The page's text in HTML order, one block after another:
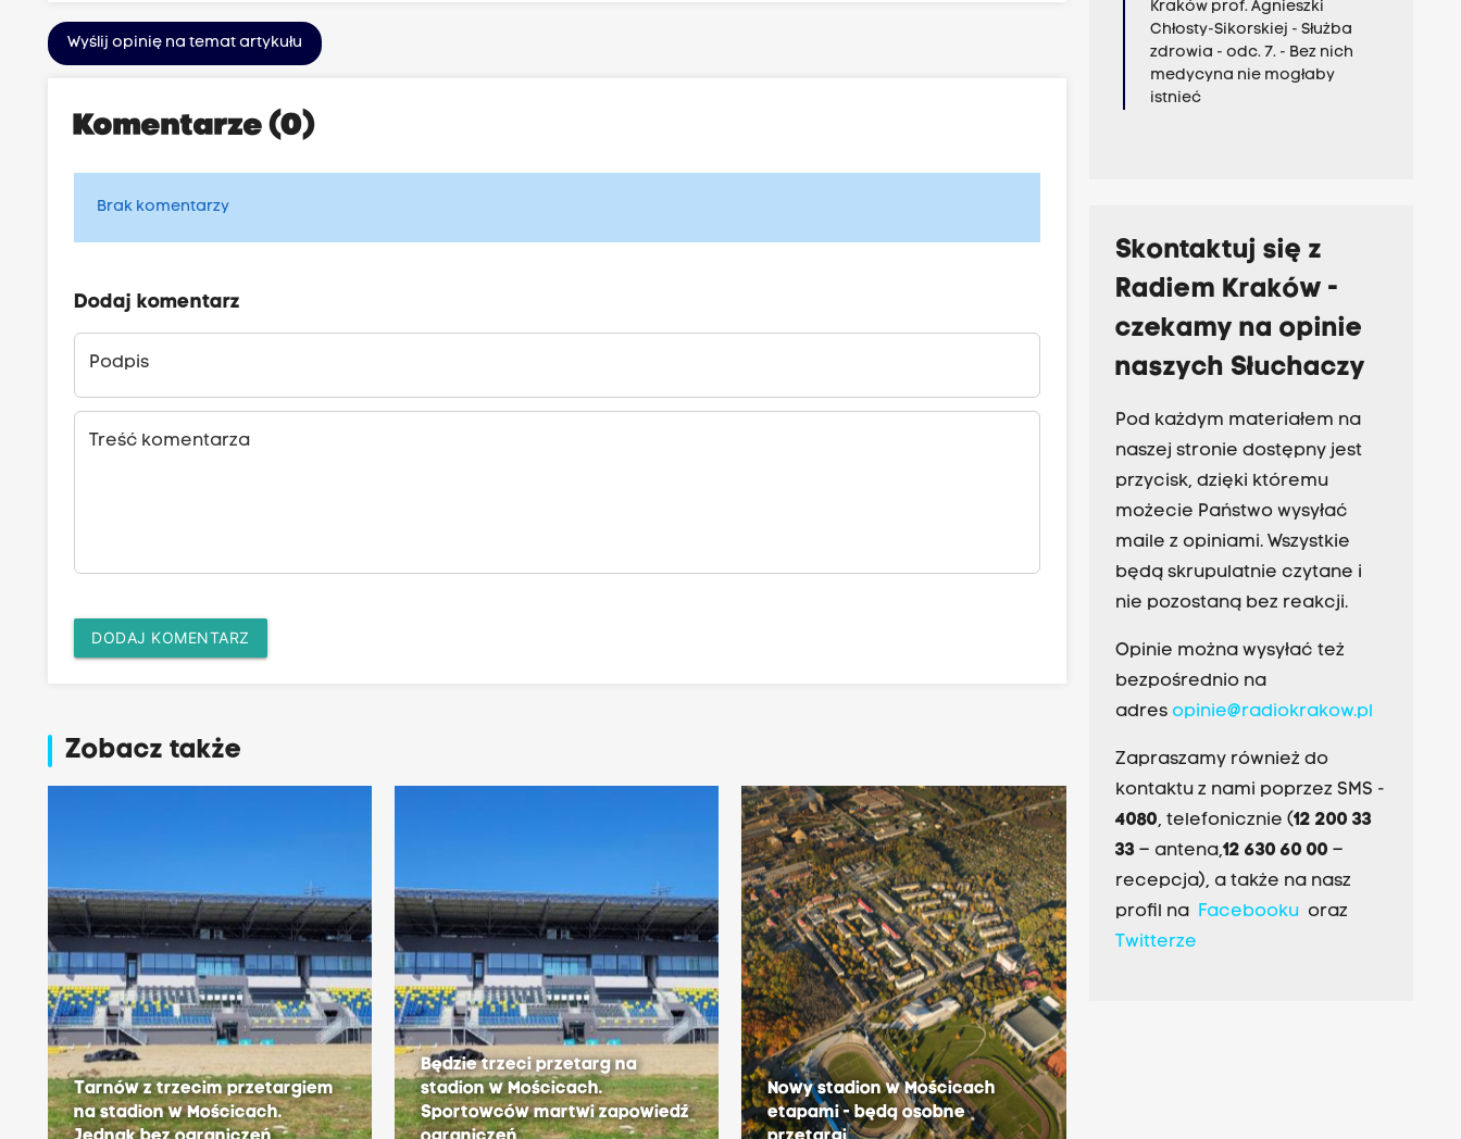
Wyślij opinię na temat artykułu
Komentarze (0)
Brak komentarzy
Dodaj komentarz
Podpis
Treść komentarza
DODAJ KOMENTARZ
Zobacz także
Tarnów z trzecim przetargiem
na stadion w Mościcach.
Będzie trzeci przetarg na
stadion w Mościcach.
Sportowców martwi zapowiedź
Nowy stadion w Mościcach
etapami - będą osobne
Kraków prof. Agnieszki
Chłosty-Sikorskiej - Służba
zdrowia - odc. 7. - Bez nich
medycyna nie mogłaby
istnieć
Skontaktuj się z
Radiem Kraków -
czekamy na opinie
naszych Słuchaczy
Pod każdym materiałem na
naszej stronie dostępny jest
przycisk, dzięki któremu
możecie Państwo wysyłać
maile z opiniami. Wszystkie
będą skrupulatnie czytane i
nie pozostaną bez reakcji.
Opinie można wysyłać też
bezpośrednio na
adres opinie@radiokrakow.pl
Zapraszamy również do
kontaktu z nami poprzez SMS -
4080, telefonicznie (12 200 33
33– antena,12 630 60 00 –
recepcja), a także na nasz
profil na Facebookuoraz
Twitterze